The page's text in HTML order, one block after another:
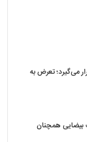
می‌گیرد؛ تعرض به
بیضایی همچنان